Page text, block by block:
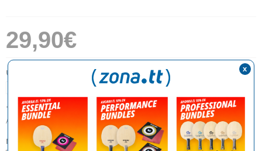
29,90€
UNIDADES:
TIPO:
ALL
,Slim/XXS
MANGO:
x